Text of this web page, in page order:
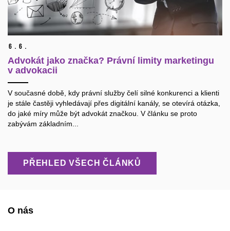
6. 6.
Advokát jako značka? Právní limity marketingu
v advokacii
V současné době, kdy právní služby čelí silné konkurenci a klienti
je stále častěji vyhledávají přes digitální kanály, se otevírá otázka,
do jaké míry může být advokát značkou. V článku se proto
zabývám základním...
PŘEHLED VŠECH ČLÁNKŮ
O nás